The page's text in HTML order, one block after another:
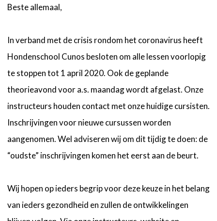
Beste allemaal,
In verband met de crisis rondom het coronavirus heeft
Hondenschool Cunos besloten om alle lessen voorlopig
te stoppen tot 1 april 2020. Ook de geplande
theorieavond voor a.s. maandag wordt afgelast. Onze
instructeurs houden contact met onze huidige cursisten.
Inschrijvingen voor nieuwe cursussen worden
aangenomen. Wel adviseren wij om dit tijdig te doen: de
“oudste” inschrijvingen komen het eerst aan de beurt.
Wij hopen op ieders begrip voor deze keuze in het belang
van ieders gezondheid en zullen de ontwikkelingen